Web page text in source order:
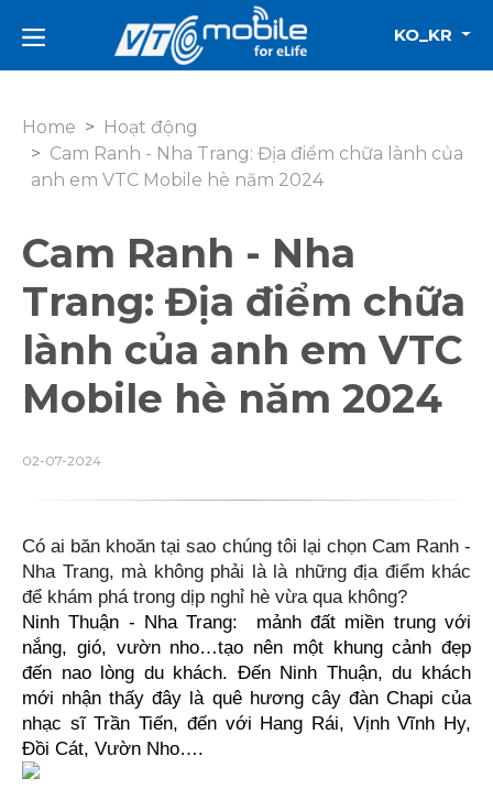
KO_KR
Home
Hoạt động
Cam Ranh - Nha Trang: Địa điểm chữa lành của
anh em VTC Mobile hè năm 2024
Cam Ranh - Nha
Trang: Địa điểm chữa
lành của anh em VTC
Mobile hè năm 2024
02-07-2024
Có ai băn khoăn tại sao chúng tôi lại chọn Cam Ranh -
Nha Trang, mà không phải là là những địa điểm khác
để khám phá trong dịp nghỉ hè vừa qua không?
Ninh Thuận - Nha Trang: mảnh đất miền trung với
nắng, gió, vườn nho…tạo nên một khung cảnh đẹp
đến nao lòng du khách. Đến Ninh Thuận, du khách
mới nhận thấy đây là quê hương cây đàn Chapi của
nhạc sĩ Trần Tiến, đến với Hang Rái, Vịnh Vĩnh Hy,
Đồi Cát, Vườn Nho….